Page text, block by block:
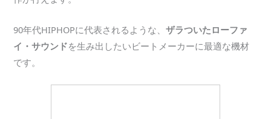
90年代HIPHOPに代表されるような、ザラついたローファ
イ・サウンドを生み出したいビートメーカーに最適な機材
です。